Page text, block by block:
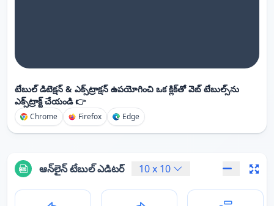
టేబుల్ డిటెక్షన్ & ఎక్స్‌ట్రాక్షన్ ఉపయోగించి ఒక క్లిక్‌తో వెబ్ టేబుల్స్‌ను
ఎక్స్‌ట్రాక్ట్ చేయండి 👉
Chrome Firefox Edge
ఆన్‌లైన్ టేబుల్ ఎడిటర్ 10x 10